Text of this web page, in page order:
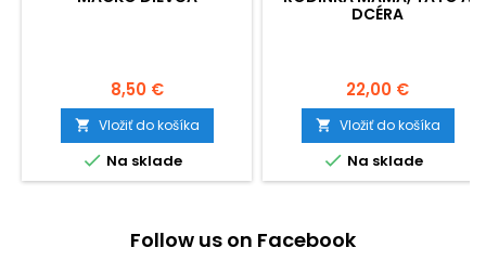
Cena
8,50 €
 Vložiť do košíka
 Na sklade
DCÉRA
Cena
22,00 €
 Vložiť do košíka
 Na sklade
Follow us on Facebook